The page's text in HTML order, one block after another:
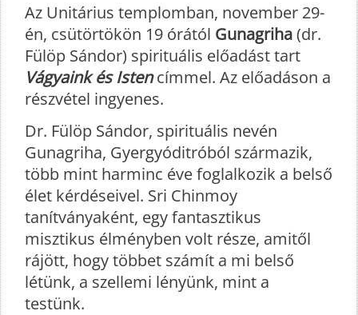
Az Unitárius templomban, november 29-
én, csütörtökön 19 órától Gunagriha(dr.
Fülöp Sándor) spirituális előadást tart
Vágyaink és Istencímmel. Az előadáson a
részvétel ingyenes.
Dr. Fülöp Sándor, spirituális nevén
Gunagriha, Gyergyóditróból származik,
több mint harminc éve foglalkozik a belső
élet kérdéseivel. Sri Chinmoy
tanítványaként, egy fantasztikus
misztikus élményben volt része, amitől
rájött, hogy többet számít a mi belső
létünk, a szellemi lényünk, mint a
testünk.